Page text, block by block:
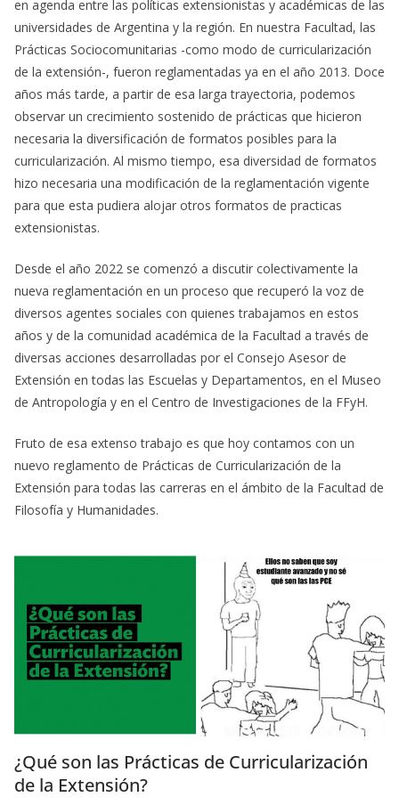
en agenda entre las políticas extensionistas y académicas de las
universidades de Argentina y la región. En nuestra Facultad, las
Prácticas Sociocomunitarias -como modo de curricularización
de la extensión-, fueron reglamentadas ya en el año 2013. Doce
años más tarde, a partir de esa larga trayectoria, podemos
observar un crecimiento sostenido de prácticas que hicieron
necesaria la diversificación de formatos posibles para la
curricularización. Al mismo tiempo, esa diversidad de formatos
hizo necesaria una modificación de la reglamentación vigente
para que esta pudiera alojar otros formatos de practicas
extensionistas.
Desde el año 2022 se comenzó a discutir colectivamente la
nueva reglamentación en un proceso que recuperó la voz de
diversos agentes sociales con quienes trabajamos en estos
años y de la comunidad académica de la Facultad a través de
diversas acciones desarrolladas por el Consejo Asesor de
Extensión en todas las Escuelas y Departamentos, en el Museo
de Antropología y en el Centro de Investigaciones de la FFyH.
Fruto de esa extenso trabajo es que hoy contamos con un
nuevo reglamento de Prácticas de Curricularización de la
Extensión para todas las carreras en el ámbito de la Facultad de
Filosofía y Humanidades.
¿Qué son las Prácticas de Curricularización
de la Extensión?